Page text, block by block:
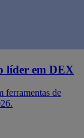
líder em DEX
ferramentas de